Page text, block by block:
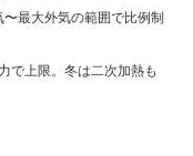
最大外気の範囲で比例制
で上限。冬は二次加熱も